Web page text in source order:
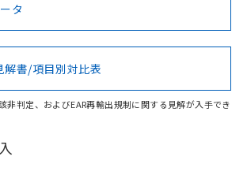
Hg Cd Cr(VI)
O
が混在する可能性があります。
この製品の規格認証/適合状況ページへ
証はこちらのページからご検索ください
タ
解書/項目別対比表
非判定、およびEAR再輸出規制に関する見解が入手でき